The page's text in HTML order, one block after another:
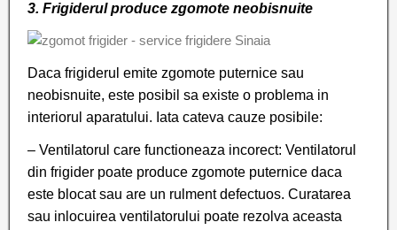
3. Frigiderul produce zgomote neobisnuite
Daca frigiderul emite zgomote puternice sau
neobisnuite, este posibil sa existe o problema in
interiorul aparatului. Iata cateva cauze posibile:
– Ventilatorul care functioneaza incorect: Ventilatorul
din frigider poate produce zgomote puternice daca
este blocat sau are un rulment defectuos. Curatarea
sau inlocuirea ventilatorului poate rezolva aceasta